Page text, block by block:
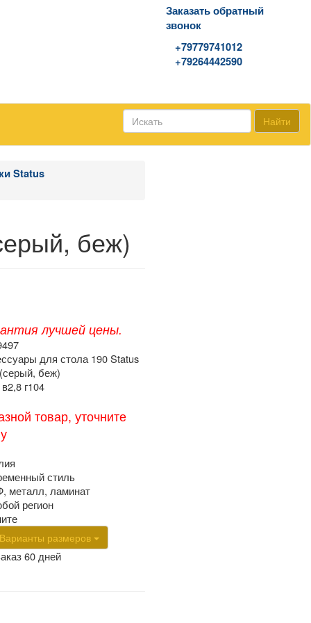
Заказать обратный
звонок
+79779741012
+79264442590
Найти
Status
беж)
лучшей цены.
для стола 190 Status
беж)
г104
товар, уточните
стиль
металл, ламинат
регион
Варианты размеров
60 дней